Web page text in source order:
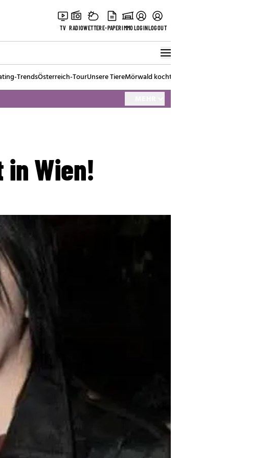
TV RADIOWETTERE-PAPERIMMOLOGINLOGOUT
TrendsÖsterreich-TourUnsere TiereMörwald kocht
in Wien!